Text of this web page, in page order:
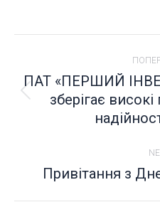
NAVIGATION
ПАТ «ПЕРШИЙ
зберігає високі
Привітання з